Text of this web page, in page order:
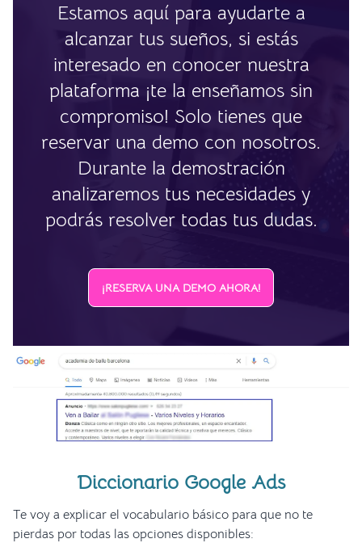
Estamos aquí para ayudarte a
alcanzar tus sueños, si estás
interesado en conocer nuestra
plataforma ¡te la enseñamos sin
compromiso! Solo tienes que
reservar una demo con nosotros.
Durante la demostración
analizaremos tus necesidades y
podrás resolver todas tus dudas.
¡RESERVA UNA DEMO AHORA!
Diccionario Google Ads
Te voy a explicar el vocabulario básico para que no te
pierdas por todas las opciones disponibles: